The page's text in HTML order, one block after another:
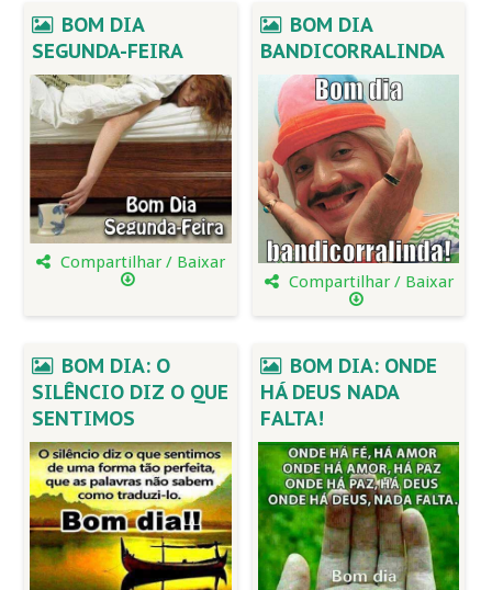
BOM DIA
SEGUNDA-FEIRA
Compartilhar / Baixar
BOM DIA
BANDICORRALINDA
Compartilhar / Baixar
BOM DIA: O
SILÊNCIO DIZ O QUE
SENTIMOS
BOM DIA: ONDE
HÁ DEUS NADA
FALTA!